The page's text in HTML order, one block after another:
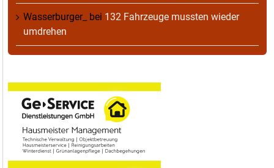
Wasserburger_ bei 132 Fahrzeuge mussten wieder
umdrehen